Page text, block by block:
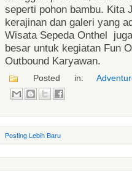
seperti pohon bambu. Kita
kerajinan dan galeri yang
Wisata Sepeda Onthel
besar untuk kegiatan Fun
Outbound Karyawan.
Posted in:
Posting Lebih Baru